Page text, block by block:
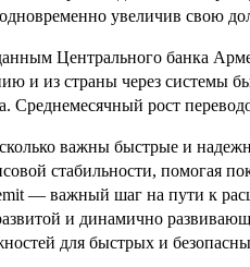
увеличив свою
Центрального банка
и из страны через системы
Среднемесячный рост
важны быстрые и
стабильности, помогая
— важный шаг на пути к
и динамично
для быстрых и